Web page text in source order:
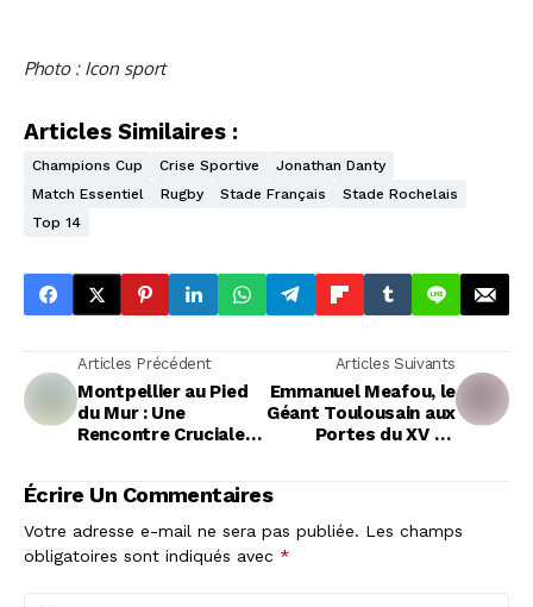
Photo : Icon sport
Articles Similaires :
Champions Cup Crise Sportive
Jonathan Danty
Match Essentiel
Rugby Stade Français
Stade Rochelais
Top 14
Articles Précédent
Montpellier au Pied
du Mur : Une
Rencontre Cruciale
Tourmente
Articles Suivants
Emmanuel Meafou, le
Géant Toulousain aux
Portes du XV de
Écrire Un Commentaires
Votre adresse e-mail ne sera pas publiée. Les champs
obligatoires sont indiqués avec *